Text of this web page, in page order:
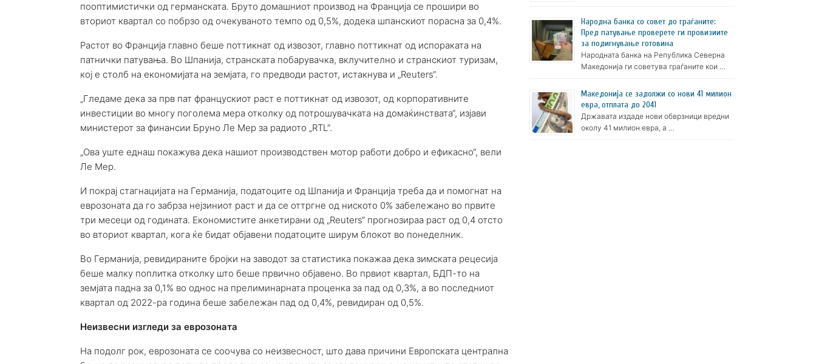
пооптимистички од германската. Бруто домашниот производ на Франција се прошири во
вториот квартал со побрзо од очекуваното темпо од 0,5%, додека шпанскиот порасна за 0,4%.
Растот во Франција главно беше поттикнат од извозот, главно поттикнат од испораката на
патнички патувања. Во Шпанија, странската побарувачка, вклучително и странскиот туризам,
кој е столб на економијата на земјата, го предводи растот, истакнува и „Reuters“.
„Гледаме дека за прв пат францускиот раст е поттикнат од извозот, од корпоративните
инвестиции во многу поголема мера отколку од потрошувачката на домаќинствата“, изјави
министерот за финансии Бруно Ле Мер за радиото „RTL“.
„Ова уште еднаш покажува дека нашиот производствен мотор работи добро и ефикасно“, вели
Ле Мер.
И покрај стагнацијата на Германија, податоците од Шпанија и Франција треба да и помогнат на
еврозоната да го забрза нејзиниот раст и да се оттргне од ниското 0% забележано во првите
три месеци од годината. Економистите анкетирани од „Reuters“ прогнозираа раст од 0,4 отсто
во вториот квартал, кога ќе бидат објавени податоците ширум блокот во понеделник.
Во Германија, ревидираните бројки на заводот за статистика покажаа дека зимската рецесија
беше малку поплитка отколку што беше првично објавено. Во првиот квартал, БДП-то на
земјата падна за 0,1% во однос на прелиминарната проценка за пад од 0,3%, а во последниот
квартал од 2022-ра година беше забележан пад од 0,4%, ревидиран од 0,5%.
Неизвесни изгледи за еврозоната
На подолг рок, еврозоната се соочува со неизвесност, што дава причини Европската централна
Народна банка со совет до граѓаните:
Пред патување проверете ги провизиите
за подигнување готовина
Народната банка на Република Северна
Македонија ги советува граѓаните кои …
Македонија се задолжи со нови 41 милион
евра, отплата до 2041
Државата издаде нови обврзници вредни
околу 41 милион евра, а …